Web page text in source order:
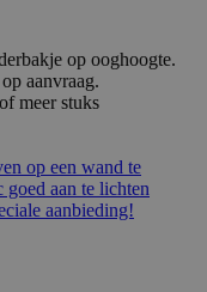
op ooghoogte.
aanvraag.
meer stuks